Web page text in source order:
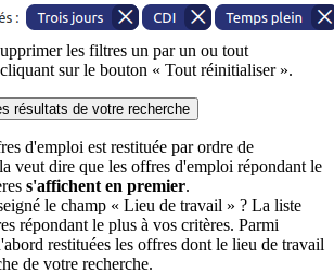
les filtres un par un ou tout
sur le bouton « Tout réinitialiser ».
résultats de votre recherche
d'emploi est restituée par ordre de
veut dire que les offres d'emploi répondant le
s'affichent en premier.
le champ « Lieu de travail » ? La liste
répondant le plus à vos critères. Parmi
restituées les offres dont le lieu de travail
de votre recherche.